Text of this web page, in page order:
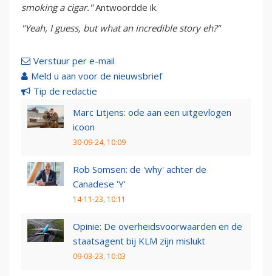
smoking a cigar."Antwoordde ik.
"Yeah, I guess, but what an incredible story eh?"
Verstuur per e-mail
Meld u aan voor de nieuwsbrief
Tip de redactie
Marc Litjens: ode aan een uitgevlogen
icoon
30-09-24, 10:09
Rob Somsen: de 'why' achter de
Canadese 'Y'
14-11-23, 10:11
Opinie: De overheidsvoorwaarden en de
staatsagent bij KLM zijn mislukt
09-03-23, 10:03